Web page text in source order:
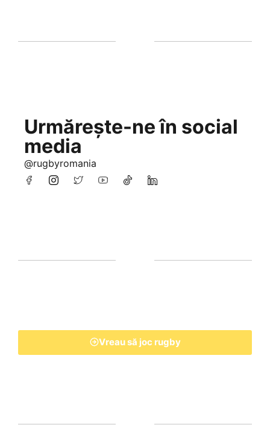
Urmărește-ne în social
media
@rugbyromania
Vreau să joc rugby